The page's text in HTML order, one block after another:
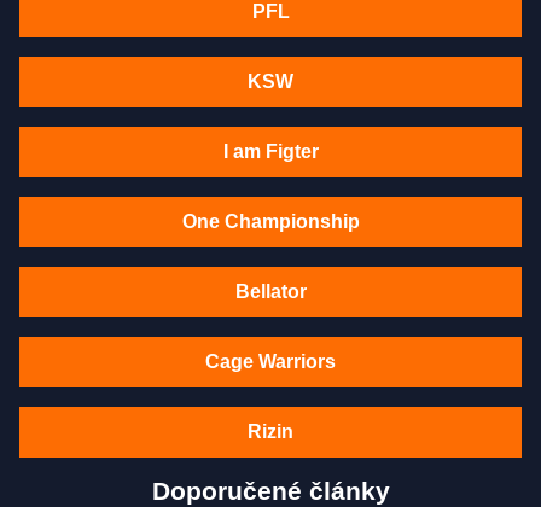
PFL
KSW
I am Figter
One Championship
Bellator
Cage Warriors
Rizin
Doporučené články